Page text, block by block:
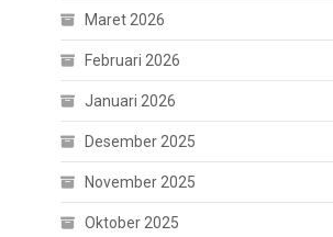
Maret 2026
Februari 2026
Januari 2026
Desember 2025
November 2025
Oktober 2025